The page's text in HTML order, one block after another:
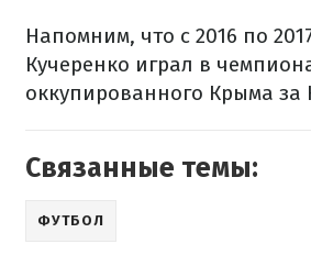
Напомним, что с 2016 по
Кучеренко играл в
оккупированного Крыма за
Связанные темы:
ФУТБОЛ